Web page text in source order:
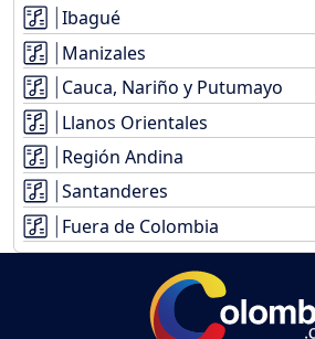
Ibagué
Manizales
Cauca, Nariño y Putumayo
Llanos Orientales
Región Andina
Santanderes
Fuera de Colombia